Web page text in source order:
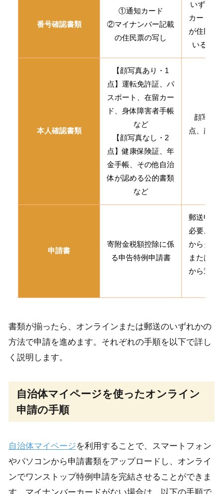
番号確認書類
①通知カード
②マイナンバー記載
の住民票の写し
いずれか
カードは
が住民票
いる場
本人確認書類
【顔写真あり・1
点】運転免許証、パ
スポート、在留カー
ド、身体障害者手帳
など
【顔写真なし・2
点】健康保険証、年
金手帳、その他自治
体が認める公的書類
など
顔写真
点、顔写
申請書
寄附金税額控除に係
る申告特例申請書
郵送申請
必要。総
からダウ
または寄
から送付
書類が揃ったら、オンラインまたは郵送のいずれかの
方法で申請を進めます。それぞれの手順を以下で詳し
く説明します。
自治体マイページを使ったオンライン
申請の手順
自治体マイページを利用することで、スマートフォン
やパソコンから申請書類をアップロードし、オンライ
ンでワンストップ特例申請を完結させることができま